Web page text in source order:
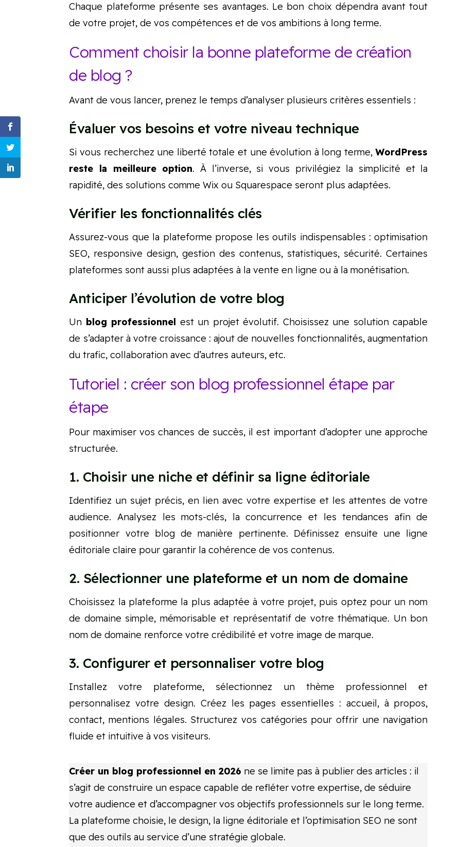
Chaque plateforme présente ses avantages. Le bon choix dépendra avant tout
de votre projet, de vos compétences et de vos ambitions à long terme.
Comment choisir la bonne plateforme de création
de blog ?
Avant de vous lancer, prenez le temps d’analyser plusieurs critères essentiels :
Évaluer vos besoins et votre niveau technique
Si vous recherchez une liberté totale et une évolution à long terme,WordPress
reste la meilleure option. À l’inverse, si vous privilégiez la simplicité et la
rapidité, des solutions comme Wix ou Squarespace seront plus adaptées.
Vérifier les fonctionnalités clés
Assurez-vous que la plateforme propose les outils indispensables : optimisation
SEO, responsive design, gestion des contenus, statistiques, sécurité. Certaines
plateformes sont aussi plus adaptées à la vente en ligne ou à la monétisation.
Anticiper l’évolution de votre blog
Un blog professionnel est un projet évolutif. Choisissez une solution capable
de s’adapter à votre croissance : ajout de nouvelles fonctionnalités, augmentation
du trafic, collaboration avec d’autres auteurs, etc.
Tutoriel : créer son blog professionnel étape par
étape
Pour maximiser vos chances de succès, il est important d’adopter une approche
structurée.
1. Choisir une niche et définir sa ligne éditoriale
Identifiez un sujet précis, en lien avec votre expertise et les attentes de votre
audience. Analysez les mots-clés, la concurrence et les tendances afin de
positionner votre blog de manière pertinente. Définissez ensuite une ligne
éditoriale claire pour garantir la cohérence de vos contenus.
2. Sélectionner une plateforme et un nom de domaine
Choisissez la plateforme la plus adaptée à votre projet, puis optez pour un nom
de domaine simple, mémorisable et représentatif de votre thématique. Un bon
nom de domaine renforce votre crédibilité et votre image de marque.
3. Configurer et personnaliser votre blog
Installez votre plateforme, sélectionnez un thème professionnel et
personnalisez votre design. Créez les pages essentielles : accueil, à propos,
contact, mentions légales. Structurez vos catégories pour offrir une navigation
fluide et intuitive à vos visiteurs.
Créer un blog professionnel en 2026 ne se limite pas à publier des articles : il
s’agit de construire un espace capable de refléter votre expertise, de séduire
votre audience et d’accompagner vos objectifs professionnels sur le long terme.
La plateforme choisie, le design, la ligne éditoriale et l’optimisation SEO ne sont
que des outils au service d’une stratégie globale.